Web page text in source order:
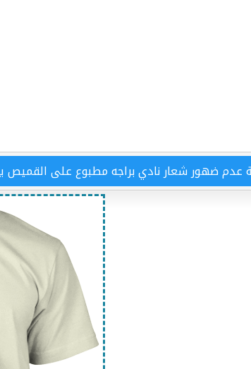
عدم ضهور شعار نادي براجه مطبوع على